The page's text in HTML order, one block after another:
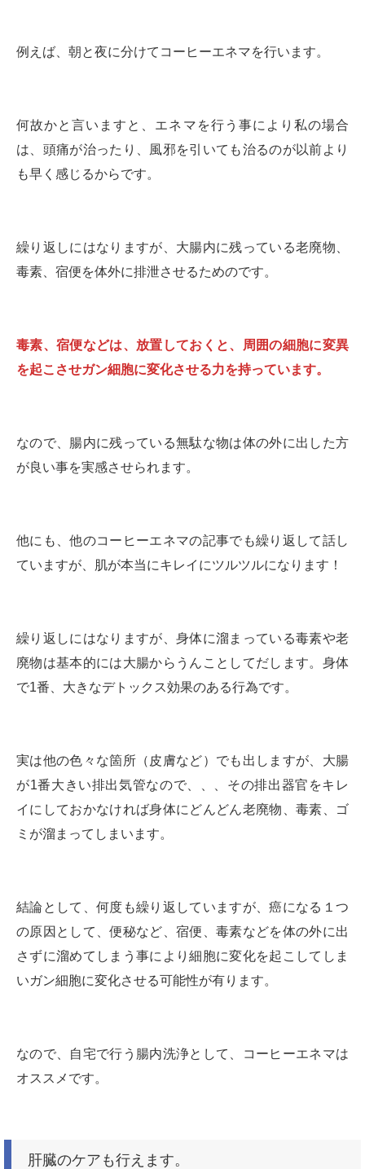
例えば、朝と夜に分けてコーヒーエネマを行います。
何故かと言いますと、エネマを行う事により私の場合
は、頭痛が治ったり、風邪を引いても治るのが以前より
も早く感じるからです。
繰り返しにはなりますが、大腸内に残っている老廃物、
毒素、宿便を体外に排泄させるためのです。
毒素、宿便などは、放置しておくと、周囲の細胞に変異
を起こさせガン細胞に変化させる力を持っています。
なので、腸内に残っている無駄な物は体の外に出した方
が良い事を実感させられます。
他にも、他のコーヒーエネマの記事でも繰り返して話し
ていますが、肌が本当にキレイにツルツルになります！
繰り返しにはなりますが、身体に溜まっている毒素や老
廃物は基本的には大腸からうんことしてだします。身体
で1番、大きなデトックス効果のある行為です。
実は他の色々な箇所（皮膚など）でも出しますが、大腸
が1番大きい排出気管なので、、、その排出器官をキレ
イにしておかなければ身体にどんどん老廃物、毒素、ゴ
ミが溜まってしまいます。
結論として、何度も繰り返していますが、癌になる１つ
の原因として、便秘など、宿便、毒素などを体の外に出
さずに溜めてしまう事により細胞に変化を起こしてしま
いガン細胞に変化させる可能性が有ります。
なので、自宅で行う腸内洗浄として、コーヒーエネマは
オススメです。
肝臓のケアも行えます。